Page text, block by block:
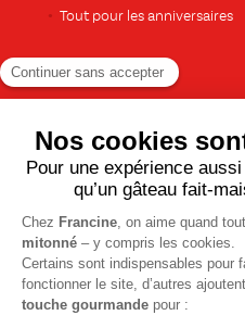
Tout pour les anniversaires
Gâteaux et cakes
À base de fruits
Crèmes et flans
Recettes de saison